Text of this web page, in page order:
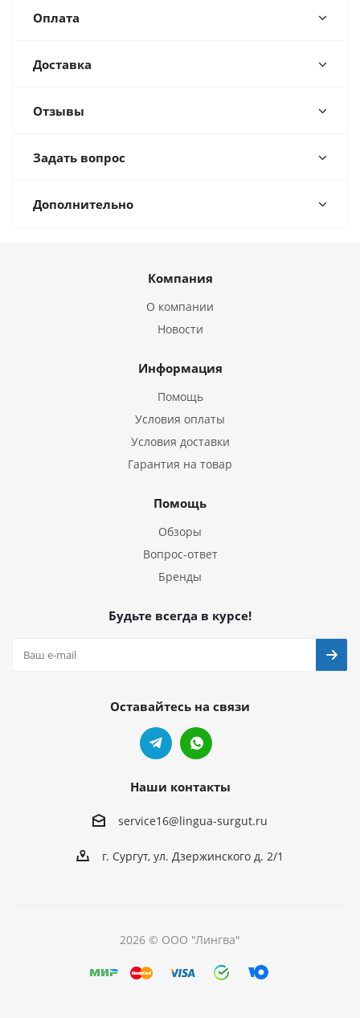
Оплата
Доставка
Отзывы
Задать вопрос
Дополнительно
Компания
О компании
Новости
Информация
Помощь
Условия оплаты
Условия доставки
Гарантия на товар
Помощь
Обзоры
Вопрос-ответ
Бренды
Будьте всегда в курсе!
Оставайтесь на связи
Наши контакты
service16@lingua-surgut.ru
г. Сургут, ул. Дзержинского д. 2/1
2026 © ООО "Лингва"